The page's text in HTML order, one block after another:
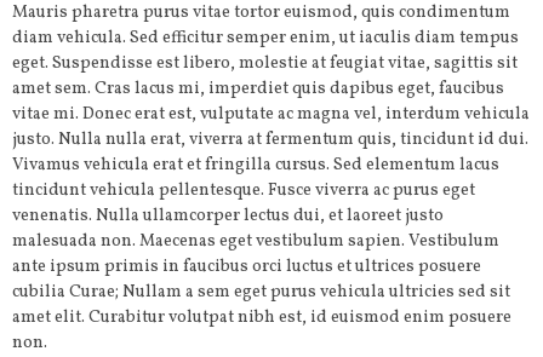
Mauris pharetra purus vitae tortor euismod, quis condimentum
diam vehicula. Sed efficitur semper enim, ut iaculis diam tempus
eget. Suspendisse est libero, molestie at feugiat vitae, sagittis sit
amet sem. Cras lacus mi, imperdiet quis dapibus eget, faucibus
vitae mi. Donec erat est, vulputate ac magna vel, interdum vehicula
justo. Nulla nulla erat, viverra at fermentum quis, tincidunt id dui.
Vivamus vehicula erat et fringilla cursus. Sed elementum lacus
tincidunt vehicula pellentesque. Fusce viverra ac purus eget
venenatis. Nulla ullamcorper lectus dui, et laoreet justo
malesuada non. Maecenas eget vestibulum sapien. Vestibulum
ante ipsum primis in faucibus orci luctus et ultrices posuere
cubilia Curae; Nullam a sem eget purus vehicula ultricies sed sit
amet elit. Curabitur volutpat nibh est, id euismod enim posuere
non.